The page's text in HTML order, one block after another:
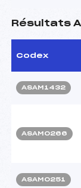
Résultats
Codex
ASAM1432
ASAM0266
ASAM0251